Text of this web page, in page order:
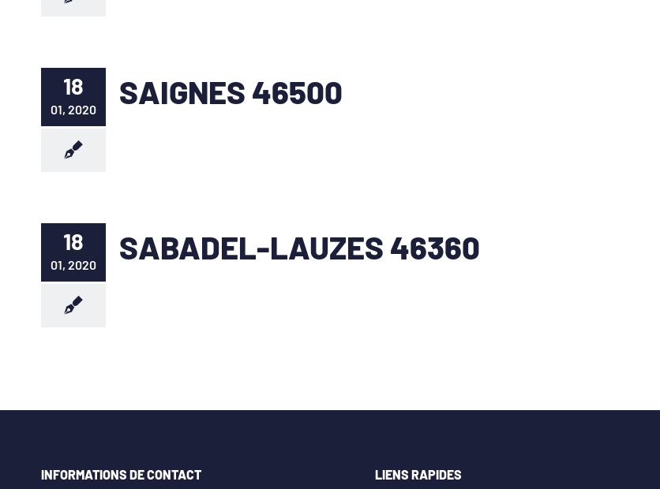
18
01, 2020 SAIGNES 46500
18
01, 2020 SABADEL-LAUZES 46360
INFORMATIONS DE CONTACT LIENS RAPIDES